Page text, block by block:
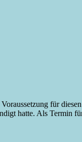
für
hatte. Als Termin